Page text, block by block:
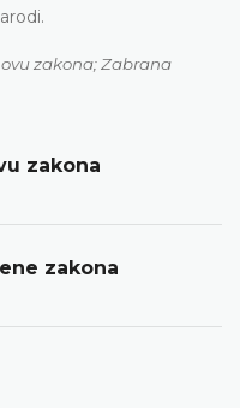
zakona; Zabrana
zakona
zakona